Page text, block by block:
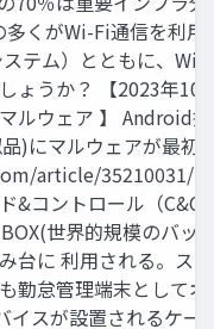
くがWi-Fi通信を利
テム）とともに、
ょうか？ 【2023年
ルウェア 】 Android
品)にマルウェアが最初
article/35210031/ →
&コントロール（
世界的規模のバッ
台に 利用される。ス
勤怠管理端末として
スが設置されるケー